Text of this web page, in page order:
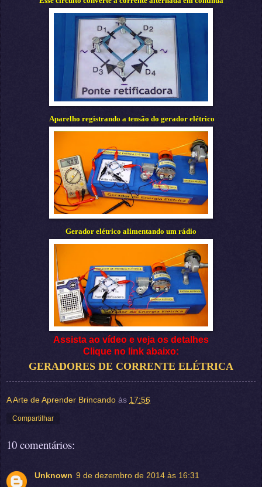
Aparelho registrando a tensão do gerador elétrico
Gerador elétrico alimentando um rádio
Assista ao vídeo e veja os detalhes
Clique no link abaixo:
GERADORES DE CORRENTE ELÉTRICA
A Arte de Aprender Brincando às 17:56
Compartilhar
10 comentários:
Unknown 9 de dezembro de 2014 às 16:31